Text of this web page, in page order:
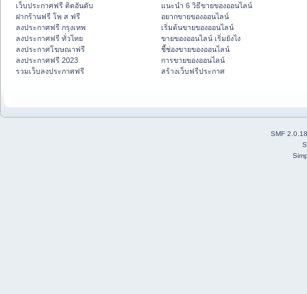
เว็บประกาศฟรี ติดอันดับ
ฝากร้านฟรี โพ ส ฟรี
ลงประกาศฟรี กรุงเทพ
ลงประกาศฟรี ทั่วไทย
ลงประกาศโฆษณาฟรี
ลงประกาศฟรี 2023
รวมเว็บลงประกาศฟรี
แนะนำ 6 วิธีขายของออนไลน์
อยากขายของออนไลน์
เริ่มต้นขายของออนไลน์
ขายของออนไลน์ เริ่มยังไง
ชี้ช่องขายของออนไลน์
การขายของออนไลน์
สร้างเว็บฟรีประกาศ
SMF 2.0.18